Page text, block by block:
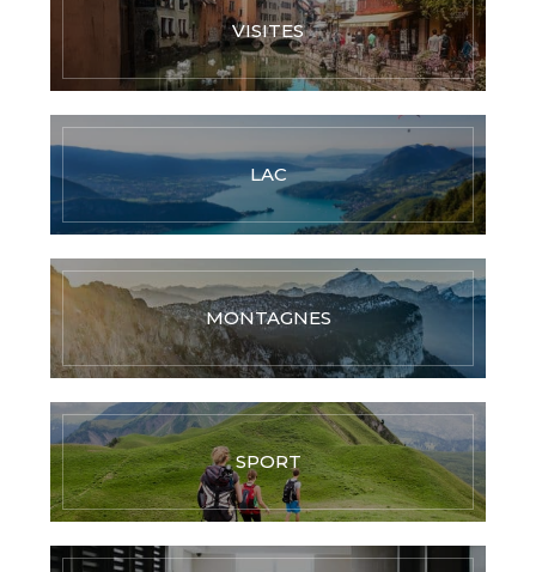
VISITES
LAC
MONTAGNES
SPORT